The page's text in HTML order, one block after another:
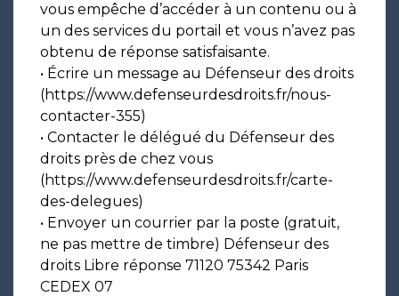
vous empêche d’accéder à un contenu ou à
un des services du portail et vous n’avez pas
obtenu de réponse satisfaisante.
• Écrire un message au Défenseur des droits
(https://www.defenseurdesdroits.fr/nous-
contacter-355)
• Contacter le délégué du Défenseur des
droits près de chez vous
(https://www.defenseurdesdroits.fr/carte-
des-delegues)
• Envoyer un courrier par la poste (gratuit,
ne pas mettre de timbre) Défenseur des
droits Libre réponse 71120 75342 Paris
CEDEX 07